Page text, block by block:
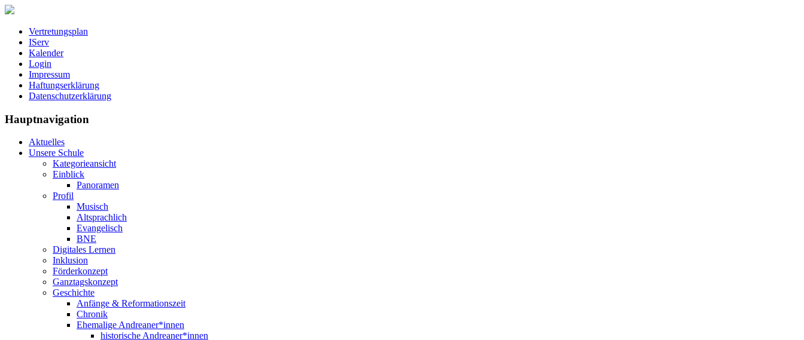
Vertretungsplan
IServ
Kalender
Login
Impressum
Haftungserklärung
Datenschutzerklärung
Hauptnavigation
Aktuelles
Unsere Schule
Kategorieansicht
Einblick
Panoramen
Profil
Musisch
Altsprachlich
Evangelisch
BNE
Digitales Lernen
Inklusion
Förderkonzept
Ganztagskonzept
Geschichte
Anfänge & Reformationszeit
Chronik
Ehemalige Andreaner*innen
historische Andreaner*innen